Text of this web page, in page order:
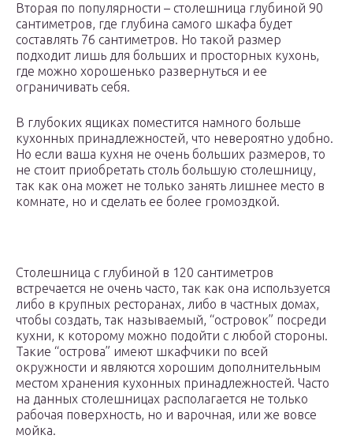
Вторая по популярности – столешница глубиной 90
сантиметров, где глубина самого шкафа будет
составлять 76 сантиметров. Но такой размер
подходит лишь для больших и просторных кухонь,
где можно хорошенько развернуться и ее
ограничивать себя.
В глубоких ящиках поместится намного больше
кухонных принадлежностей, что невероятно удобно.
Но если ваша кухня не очень больших размеров, то
не стоит приобретать столь большую столешницу,
так как она может не только занять лишнее место в
комнате, но и сделать ее более громоздкой.
Столешница с глубиной в 120 сантиметров
встречается не очень часто, так как она используется
либо в крупных ресторанах, либо в частных домах,
чтобы создать, так называемый, “островок” посреди
кухни, к которому можно подойти с любой стороны.
Такие “острова” имеют шкафчики по всей
окружности и являются хорошим дополнительным
местом хранения кухонных принадлежностей. Часто
на данных столешницах располагается не только
рабочая поверхность, но и варочная, или же вовсе
мойка.